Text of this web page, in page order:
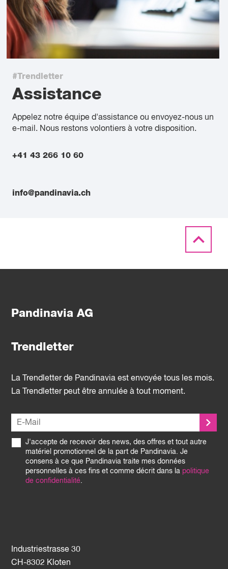
#Trendletter
Assistance
Appelez notre équipe d'assistance ou envoyez-nous un
e-mail. Nous restons volontiers à votre disposition.
+41 43 266 10 60
info@pandinavia.ch
Pandinavia AG
Trendletter
Industriestrasse 30
CH-8302 Kloten
La Trendletter de Pandinavia est envoyée tous les mois.
La Trendletter peut être annulée à tout moment.
J'accepte de recevoir des news, des offres et tout autre
matériel promotionnel de la part de Pandinavia. Je
consens à ce que Pandinavia traite mes données
personnelles à ces fins et comme décrit dans la politique
de confidentialité.